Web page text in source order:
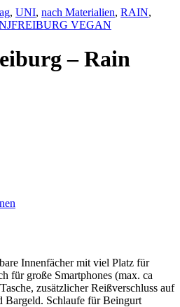
, UNI, nach Materialien, RAIN,
VEGAN
– Rain
Innenfächer mit viel Platz für
für große Smartphones (max. ca
zusätzlicher Reißverschluss auf
Bargeld. Schlaufe für Beingurt